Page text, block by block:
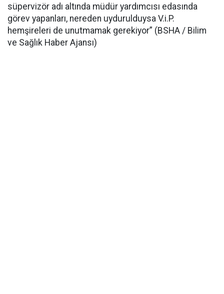
süpervizör adı altında müdür yardımcısı edasında
görev yapanları, nereden uydurulduysa V.i.P.
hemşireleri de unutmamak gerekiyor” (BSHA / Bilim
ve Sağlık Haber Ajansı)